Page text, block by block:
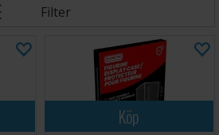
Filter
Köp